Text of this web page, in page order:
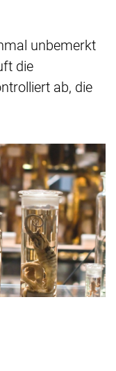
unbemerkt
die
ab, die